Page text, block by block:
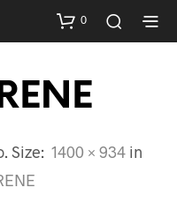
0
. Size: 1400 × 934in